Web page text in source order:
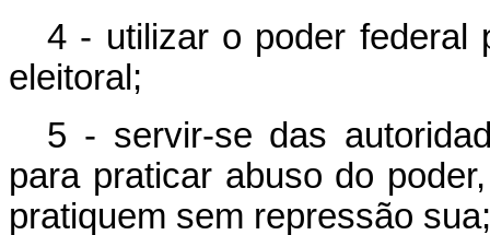
4 - utilizar o poder federal
eleitoral;
5 - servir-se das
para praticar abuso do
pratiquem sem repressão sua;